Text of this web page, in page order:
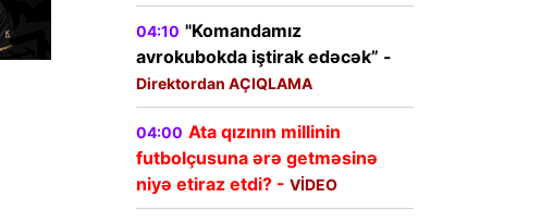
04:10 "Komandamız
avrokubokda iştirak edəcək” -
Direktordan AÇIQLAMA
04:00 Ata qızının millinin
futbolçusuna ərə getməsinə
niyə etiraz etdi? - VİDEO